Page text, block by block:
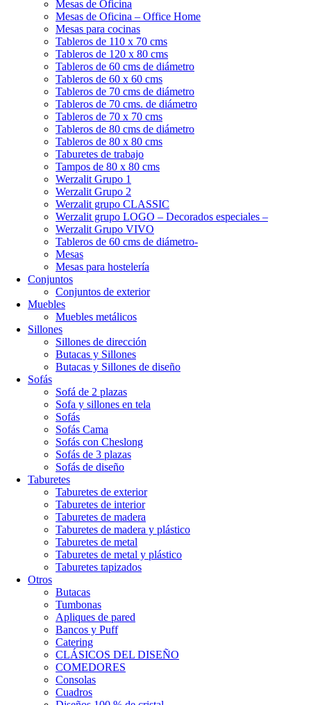
Mesas de Oficina
Mesas de Oficina – Office Home
Mesas para cocinas
Tableros de 110 x 70 cms
Tableros de 120 x 80 cms
Tableros de 60 cms de diámetro
Tableros de 60 x 60 cms
Tableros de 70 cms de diámetro
Tableros de 70 cms. de diámetro
Tableros de 70 x 70 cms
Tableros de 80 cms de diámetro
Tableros de 80 x 80 cms
Taburetes de trabajo
Tampos de 80 x 80 cms
Werzalit Grupo 1
Werzalit Grupo 2
Werzalit grupo CLASSIC
Werzalit grupo LOGO – Decorados especiales –
Werzalit Grupo VIVO
Tableros de 60 cms de diámetro-
Mesas
Mesas para hostelería
Conjuntos
Conjuntos de exterior
Muebles
Muebles metálicos
Sillones
Sillones de dirección
Butacas y Sillones
Butacas y Sillones de diseño
Sofás
Sofá de 2 plazas
Sofa y sillones en tela
Sofás
Sofás Cama
Sofás con Cheslong
Sofás de 3 plazas
Sofás de diseño
Taburetes
Taburetes de exterior
Taburetes de interior
Taburetes de madera
Taburetes de madera y plástico
Taburetes de metal
Taburetes de metal y plástico
Taburetes tapizados
Otros
Butacas
Tumbonas
Apliques de pared
Bancos y Puff
Catering
CLÁSICOS DEL DISEÑO
COMEDORES
Consolas
Cuadros